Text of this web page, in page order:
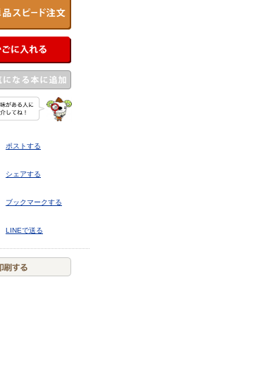
ポストする
シェアする
ブックマークする
LINEで送る